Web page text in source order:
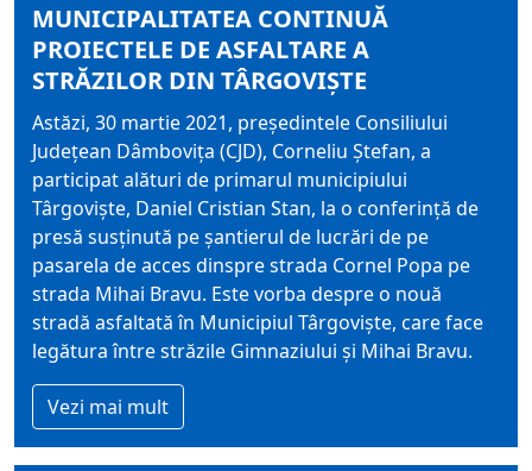
MUNICIPALITATEA CONTINUĂ
PROIECTELE DE ASFALTARE A
STRĂZILOR DIN TÂRGOVIȘTE
Astăzi, 30 martie 2021, președintele Consiliului
Județean Dâmbovița (CJD), Corneliu Ștefan, a
participat alături de primarul municipiului
Târgoviște, Daniel Cristian Stan, la o conferință de
presă susținută pe șantierul de lucrări de pe
pasarela de acces dinspre strada Cornel Popa pe
strada Mihai Bravu. Este vorba despre o nouă
stradă asfaltată în Municipiul Târgoviște, care face
legătura între străzile Gimnaziului și Mihai Bravu.
Vezi mai mult